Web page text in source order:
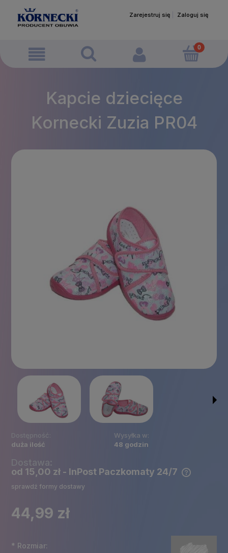
Zarejestruj się Zaloguj się
Kapcie dziecięce
Kornecki Zuzia PR04
Dostępność:
duża ilość
Wysyłka w:
48 godzin
Dostawa:
od 15,00 zł - InPost Paczkomaty 24/7
sprawdź formy dostawy
44,99 zł
* Rozmiar: